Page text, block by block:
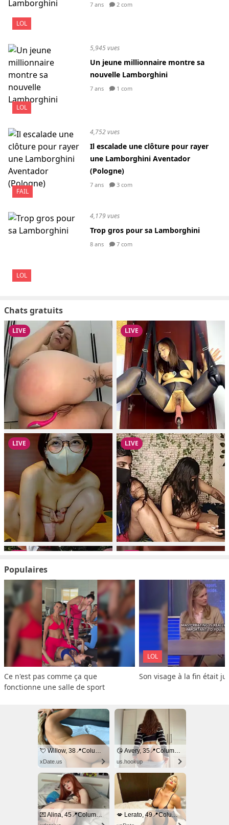
LOL
7 ans 2 com
LOL
5,945 vues
Un jeune millionnaire montre sa
nouvelle Lamborghini
7 ans 1 com
FAIL
4,752 vues
Il escalade une clôture pour rayer
une Lamborghini Aventador
(Pologne)
7 ans 3 com
LOL
4,179 vues
Trop gros pour sa Lamborghini
8 ans 7 com
Chats gratuits
Populaires
Ce n'est pas comme ça que
fonctionne une salle de sport
LOL
Son visage à la fin était